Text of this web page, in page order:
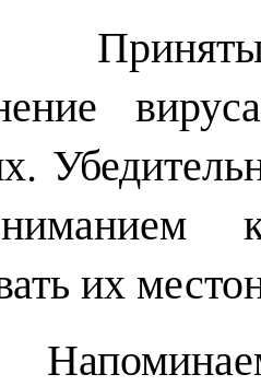
их
об